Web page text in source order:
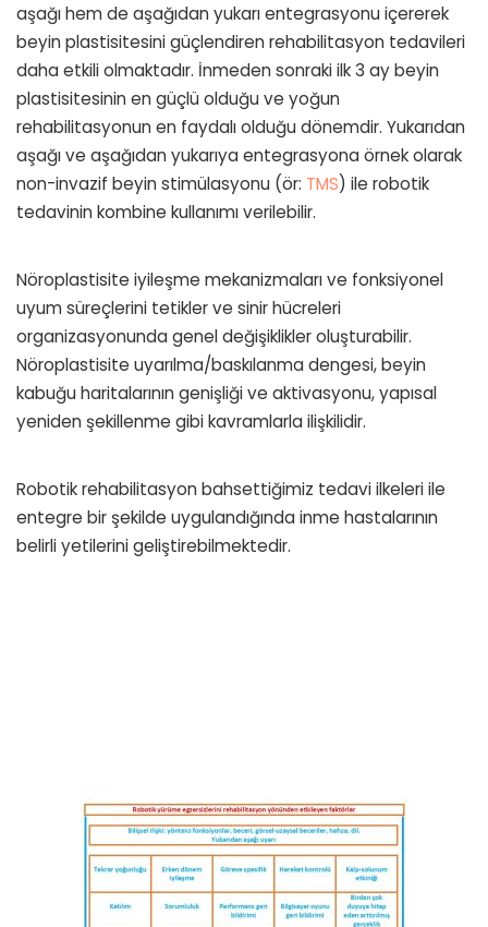
aşağı hem de aşağıdan yukarı entegrasyonu içererek
beyin plastisitesini güçlendiren rehabilitasyon tedavileri
daha etkili olmaktadır. İnmeden sonraki ilk 3 ay beyin
plastisitesinin en güçlü olduğu ve yoğun
rehabilitasyonun en faydalı olduğu dönemdir. Yukarıdan
aşağı ve aşağıdan yukarıya entegrasyona örnek olarak
non-invazif beyin stimülasyonu (ör: TMS) ile robotik
tedavinin kombine kullanımı verilebilir.
Nöroplastisite iyileşme mekanizmaları ve fonksiyonel
uyum süreçlerini tetikler ve sinir hücreleri
organizasyonunda genel değişiklikler oluşturabilir.
Nöroplastisite uyarılma/baskılanma dengesi, beyin
kabuğu haritalarının genişliği ve aktivasyonu, yapısal
yeniden şekillenme gibi kavramlarla ilişkilidir.
Robotik rehabilitasyon bahsettiğimiz tedavi ilkeleri ile
entegre bir şekilde uygulandığında inme hastalarının
belirli yetilerini geliştirebilmektedir.